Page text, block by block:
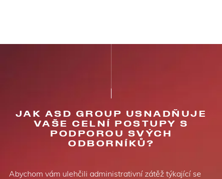
JAK ASD GROUP USNADŇUJE
VAŠE CELNÍ POSTUPY S
PODPOROU SVÝCH
ODBORNÍKŮ?
Abychom vám ulehčili administrativní zátěž týkající se